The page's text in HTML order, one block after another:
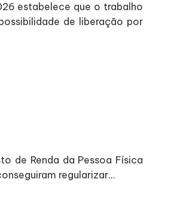
estabelece que o trabalho
de liberação por
de Renda da Pessoa Física
regularizar...